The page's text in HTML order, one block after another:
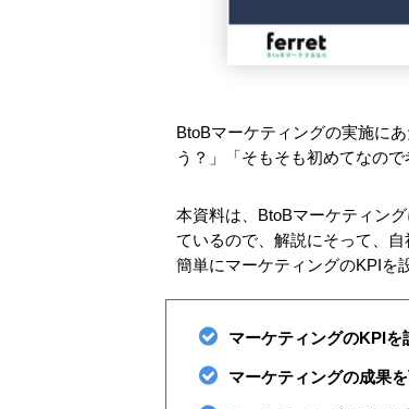
BtoBマーケティングの実施に
う？」「そもそも初めてなの
本資料は、BtoBマーケティン
ているので、解説にそって、
簡単にマーケティングのKPIを
マーケティングのKPIを
マーケティングの成果